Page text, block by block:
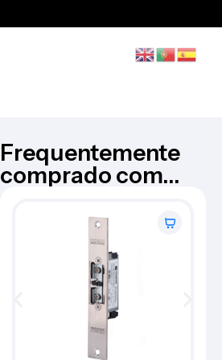
Contacto magnetico e
impacto – CLV-03-W
Frequentemente
comprado com...